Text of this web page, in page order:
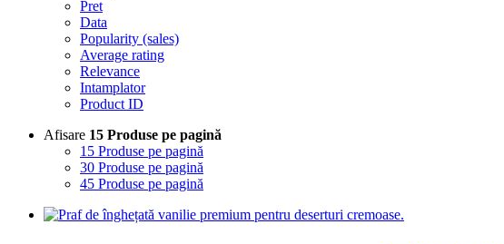
Pret
Data
Popularity (sales)
Average rating
Relevance
Intamplator
Product ID
Afisare 15 Produse pe pagină
15 Produse pe pagină
30 Produse pe pagină
45 Produse pe pagină